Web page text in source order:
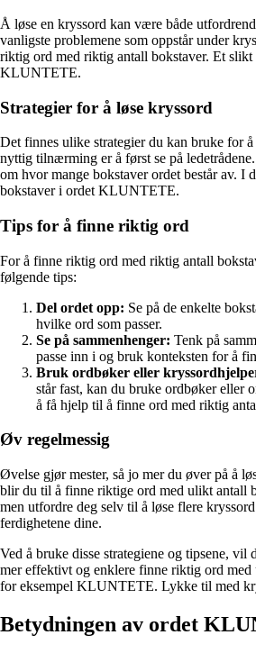
Å løse en kryssord kan være både
vanligste problemene som oppstår under
riktig ord med riktig antall bokstaver. Et slikt
KLUNTETE.
Strategier for å løse kryssord
Det finnes ulike strategier du kan bruke for
nyttig tilnærming er å først se på
om hvor mange bokstaver ordet består av. I
bokstaver i ordet KLUNTETE.
Tips for å finne riktig ord
For å finne riktig ord med riktig antall
følgende tips:
Del ordet opp: Se på de enkelte
hvilke ord som passer.
Se på sammenhenger: Tenk på
passe inn i og bruk konteksten for å
Bruk ordbøker eller
står fast, kan du bruke ordbøker eller
å få hjelp til å finne ord med riktig
Øv regelmessig
Øvelse gjør mester, så jo mer du øver på å
blir du til å finne riktige ord med ulikt antall
men utfordre deg selv til å løse flere
ferdighetene dine.
Ved å bruke disse strategiene og tipsene, vil
mer effektivt og enklere finne riktig ord med
for eksempel KLUNTETE. Lykke til med
Betydningen av ordet